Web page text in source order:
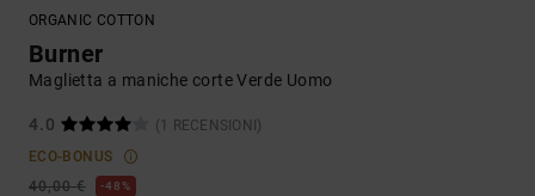
ORGANIC COTTON
Burner
Maglietta a maniche corte Verde Uomo
4.0
(1 RECENSIONI)
ECO-BONUS
40,00 €
48%